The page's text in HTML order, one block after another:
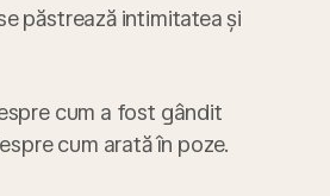
păstrează intimitatea și
cum a fost gândit
cum arată în poze.